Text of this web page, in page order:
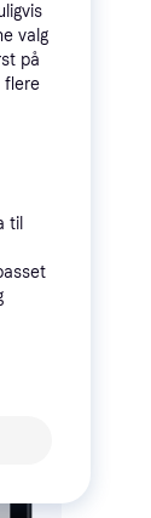
valg
på
flere
til